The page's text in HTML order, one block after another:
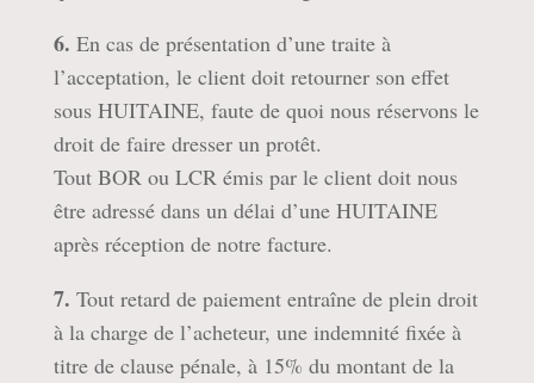
6. En cas de présentation d’une traite à
l’acceptation, le client doit retourner son effet
sous HUITAINE, faute de quoi nous réservons le
droit de faire dresser un protêt.
Tout BOR ou LCR émis par le client doit nous
être adressé dans un délai d’une HUITAINE
après réception de notre facture.
7. Tout retard de paiement entraîne de plein droit
à la charge de l’acheteur, une indemnité fixée à
titre de clause pénale, à 15% du montant de la